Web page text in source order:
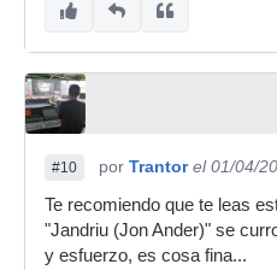
#10 por Trantor el 01/04/
Te recomiendo que te leas
"Jandriu (Jon Ander)" se
y esfuerzo, es cosa fina...